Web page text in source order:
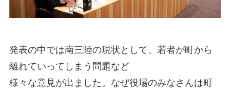
発表の中では南三陸の現状として、若者が町から
離れていってしまう問題など
様々な意見が出ました。なぜ役場のみなさんは町